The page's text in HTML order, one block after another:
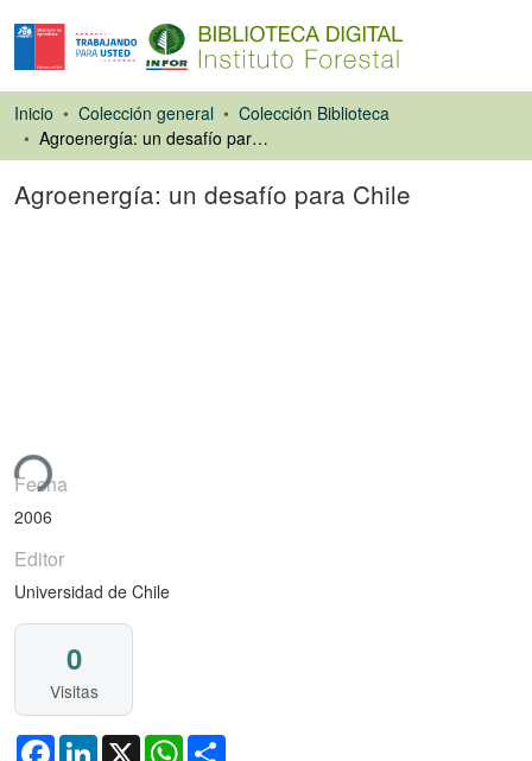
Inicio Colección general
Colección Biblioteca
Agroenergía: un desafío para Chile
Agroenergía: un desafío para Chile
Fecha
2006
Editor
Universidad de Chile
0
Visitas
FacebookLinkedIn
X WhatsApp